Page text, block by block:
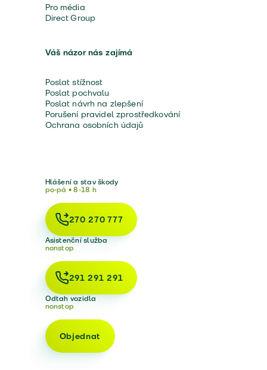
Pro média
Direct Group
Váš názor nás zajímá
Poslat stížnost
Poslat pochvalu
Poslat návrh na zlepšení
Porušení pravidel zprostředkování
Ochrana osobních údajů
Hlášení a stav škody
po-pá • 8-18 h
270 270 777
Asistenční služba
nonstop
291 291 291
Odtah vozidla
nonstop
Objednat